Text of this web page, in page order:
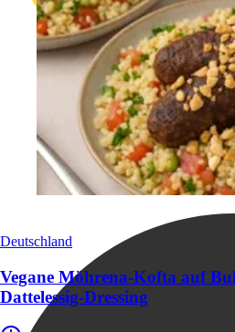
Deutschland
Vegane Möhrena-Kofta auf
Dattelessig-Dressing